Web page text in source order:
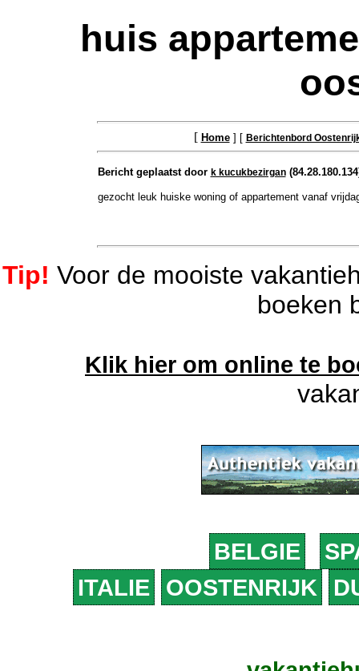
huis
[ Home] [ Berichtenbord
Bericht geplaatst door k kucukbezirgan
gezocht leuk huiske woning of appartement vanaf
Tip! Voor de mooiste
boeken
Klik hier om online te
BELGIE
ITALIE
OOSTENRIJK